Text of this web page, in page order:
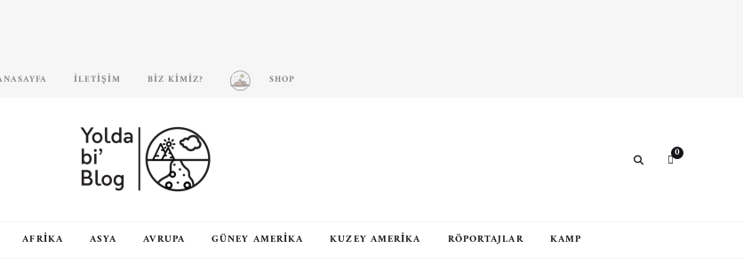
İLETIŞIM BIZ KIMIZ? SHOP
0
AFRIKA ASYA AVRUPA GÜNEY AMERIKA KUZEY AMERIKA RÖPORTAJLAR KAMP